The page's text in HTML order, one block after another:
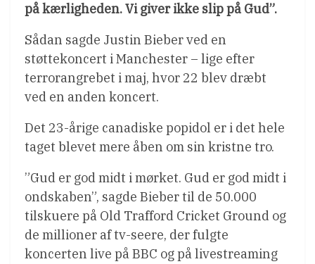
på kærligheden. Vi giver ikke slip på Gud”.
Sådan sagde Justin Bieber ved en
støttekoncert i Manchester – lige efter
terrorangrebet i maj, hvor 22 blev dræbt
ved en anden koncert.
Det 23-årige canadiske popidol er i det hele
taget blevet mere åben om sin kristne tro.
”Gud er god midt i mørket. Gud er god midt i
ondskaben”, sagde Bieber til de 50.000
tilskuere på Old Trafford Cricket Ground og
de millioner af tv-seere, der fulgte
koncerten live på BBC og på livestreaming